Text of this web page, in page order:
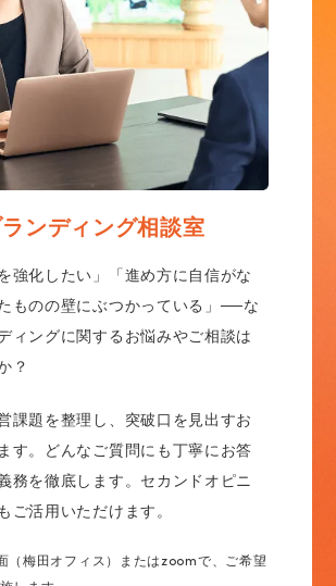
ンディング相談室
強化したい」「進め方に自信がな
ものの壁にぶつかっている」──な
ィングに関するお悩みやご相談は
？
課題を整理し、突破口を見出すお
す。どんなご質問にも丁寧にお答
務を徹底します。セカンドオピニ
ご活用いただけます。
（梅田オフィス）またはzoomで、ご希望